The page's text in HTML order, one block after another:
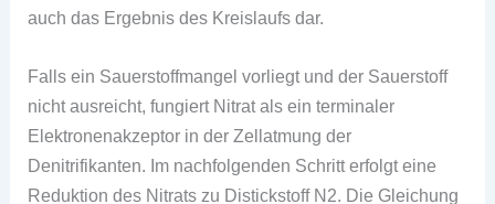
auch das Ergebnis des Kreislaufs dar.
Falls ein Sauerstoffmangel vorliegt und der Sauerstoff
nicht ausreicht, fungiert Nitrat als ein terminaler
Elektronenakzeptor in der Zellatmung der
Denitrifikanten. Im nachfolgenden Schritt erfolgt eine
Reduktion des Nitrats zu Distickstoff N2. Die Gleichung